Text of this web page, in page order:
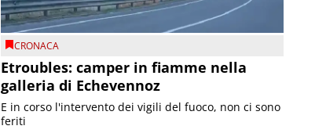
CRONACA
Etroubles: camper in fiamme nella
galleria di Echevennoz
E in corso l'intervento dei vigili del fuoco, non ci sono
feriti